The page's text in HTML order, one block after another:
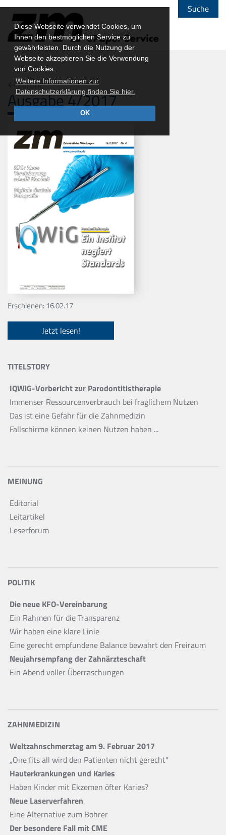
Diese Webseite verwendet Cookies, um
Ihnen den bestmöglichen Service zu
gewährleisten. Durch die Nutzung der
Webseite akzeptieren Sie die Verwendung
von Cookies.
Weitere Informationen zur
Datenschutzerklärung finden Sie hier.
OK
Suche
Ausgabe 4/2017
Zurück
Erschienen: 16.02.17
Jetzt lesen!
TITELSTORY
IQWiG-Vorbericht zur Parodontitistherapie
Immenser Ressourcenverbrauch bei fraglichem Nutzen
Das ist eine Gefahr für die Zahnmedizin
Fallschirme können keinen Nutzen haben ...
MEINUNG
Editorial
Leitartikel
Leserforum
POLITIK
Die neue KFO-Vereinbarung
Ein Rahmen für die Transparenz
Wir haben eine klare Linie
Eine gerecht empfundene Balance bewahrt den Freiraum
Neujahrsempfang der Zahnärzteschaft
Ein Abend voller Überraschungen
ZAHNMEDIZIN
Weltzahnschmerztag am 9. Februar 2017
„One fits all wird den Patienten nicht gerecht"
Hauterkrankungen und Karies
Haben Kinder mit Ekzemen öfter Karies?
Neue Laserverfahren
Eine Alternative zum Bohrer
Der besondere Fall mit CME